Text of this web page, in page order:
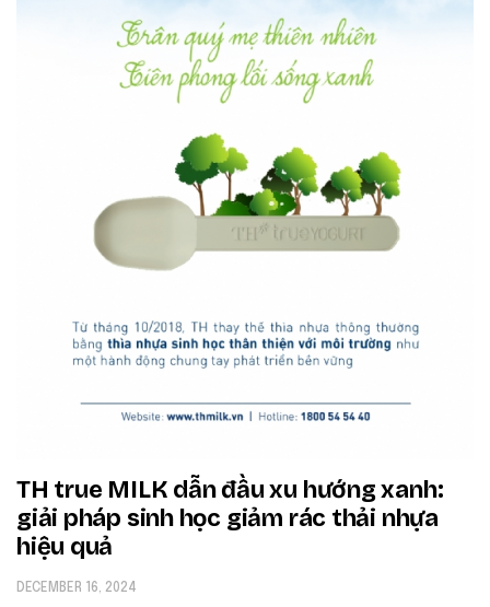
TH true MILK dẫn đầu xu hướng xanh:
giải pháp sinh học giảm rác thải nhựa
hiệu quả
DECEMBER 16, 2024